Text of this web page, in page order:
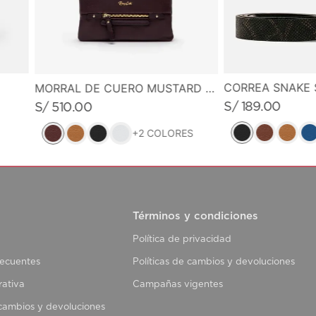
MORRAL DE CUERO MUSTARD MUSE
S/ 510.00
+2 COLORES
CORREA SNAKE
S/ 189.00
y devoluciones
Términos y condiciones
Política de privacidad
Políticas de cambios y devoluciones
Campañas vigentes